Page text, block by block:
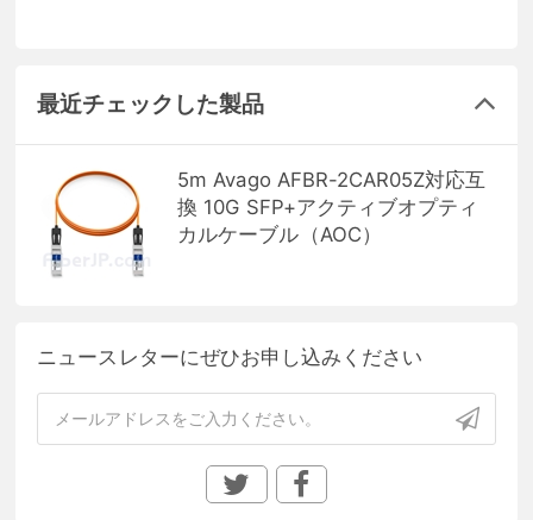
最近チェックした製品
5m Avago AFBR-2CAR05Z対応互
換 10G SFP+アクティブオプティ
カルケーブル（AOC）
ニュースレターにぜひお申し込みください